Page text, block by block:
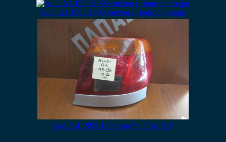
Audi A4 1995-1999 φανάρι εμπρός αριστερό
Audi A4 1995-1996 φανάρι πίσω δεξί